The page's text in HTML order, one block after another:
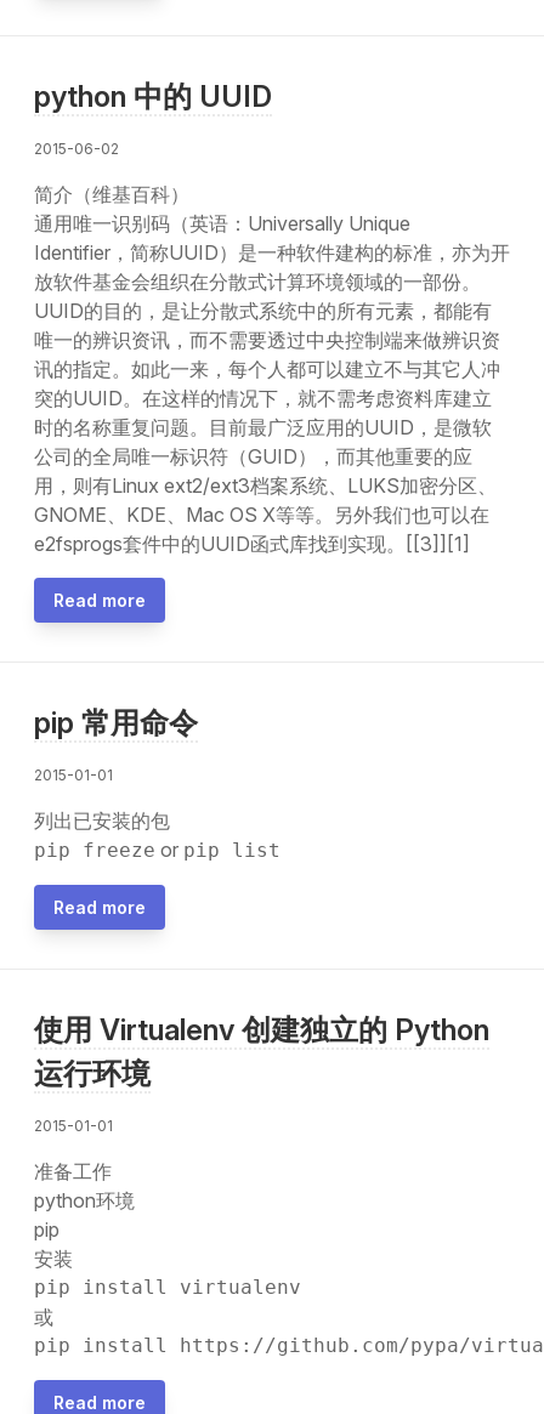
python 中的 UUID
2015-06-02
简介（维基百科）
通用唯一识别码（英语：Universally Unique
Identifier，简称UUID）是一种软件建构的标准，亦为开
放软件基金会组织在分散式计算环境领域的一部份。
UUID的目的，是让分散式系统中的所有元素，都能有
唯一的辨识资讯，而不需要透过中央控制端来做辨识资
讯的指定。如此一来，每个人都可以建立不与其它人冲
突的UUID。在这样的情况下，就不需考虑资料库建立
时的名称重复问题。目前最广泛应用的UUID，是微软
公司的全局唯一标识符（GUID），而其他重要的应
用，则有Linux ext2/ext3档案系统、LUKS加密分区、
GNOME、KDE、Mac OS X等等。另外我们也可以在
e2fsprogs套件中的UUID函式库找到实现。[[3]][1]
Read more
pip 常用命令
2015-01-01
列出已安装的包
pip freeze or pip list
Read more
使用 Virtualenv 创建独立的 Python
运行环境
2015-01-01
准备工作
python环境
pip
安装
或
Read more